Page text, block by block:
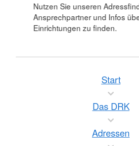
Nutzen Sie unseren
Ansprechpartner und Infos
Einrichtungen zu finden.
Start
Das DRK
Adressen